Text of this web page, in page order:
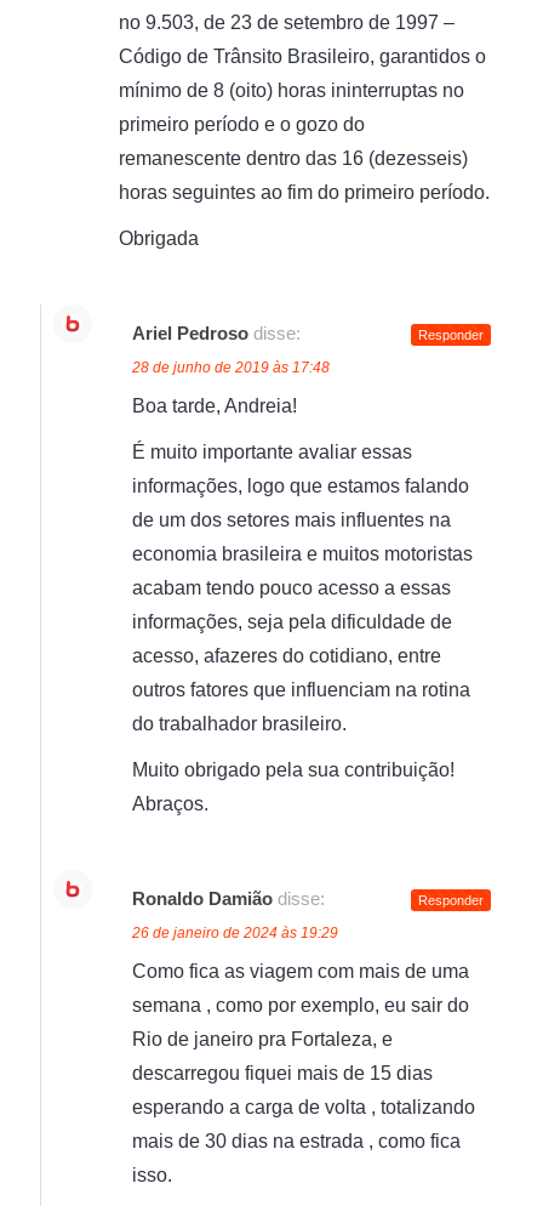
no 9.503, de 23 de setembro de 1997 –
Código de Trânsito Brasileiro, garantidos o
mínimo de 8 (oito) horas ininterruptas no
primeiro período e o gozo do
remanescente dentro das 16 (dezesseis)
horas seguintes ao fim do primeiro período.
Obrigada
Ariel Pedroso disse:
28 de junho de 2019 às 17:48
Boa tarde, Andreia!
É muito importante avaliar essas
informações, logo que estamos falando
de um dos setores mais influentes na
economia brasileira e muitos motoristas
acabam tendo pouco acesso a essas
informações, seja pela dificuldade de
acesso, afazeres do cotidiano, entre
outros fatores que influenciam na rotina
do trabalhador brasileiro.
Muito obrigado pela sua contribuição!
Abraços.
Responder
Ronaldo Damião disse:
26 de janeiro de 2024 às 19:29
Como fica as viagem com mais de uma
semana , como por exemplo, eu sair do
Rio de janeiro pra Fortaleza, e
descarregou fiquei mais de 15 dias
esperando a carga de volta , totalizando
mais de 30 dias na estrada , como fica
isso.
Responder